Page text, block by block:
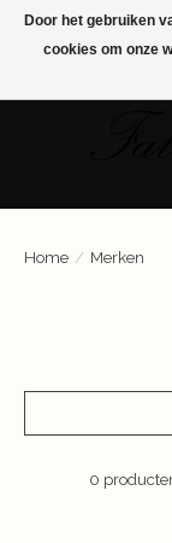
Shop nu de nieuwste
Home / Merken
0
Door het gebruiken
cookies om onze